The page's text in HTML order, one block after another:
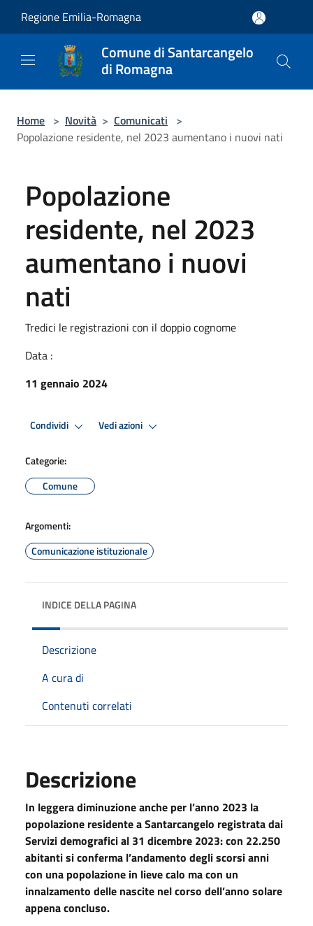
Regione Emilia-Romagna
Comune di Santarcangelo
di Romagna
Home > Novità > Comunicati >
Popolazione residente, nel 2023 aumentano i nuovi nati
Popolazione
residente, nel 2023
aumentano i nuovi
nati
Tredici le registrazioni con il doppio cognome
Data :
11 gennaio 2024
Condividi Vedi azioni
Categorie:
Comune
Argomenti:
Comunicazione istituzionale
INDICE DELLA PAGINA
Descrizione
A cura di
Contenuti correlati
Descrizione
In leggera diminuzione anche per l’anno 2023 la
popolazione residente a Santarcangelo registrata dai
Servizi demografici al 31 dicembre 2023: con 22.250
abitanti si conferma l’andamento degli scorsi anni
con una popolazione in lieve calo ma con un
innalzamento delle nascite nel corso dell’anno solare
appena concluso.